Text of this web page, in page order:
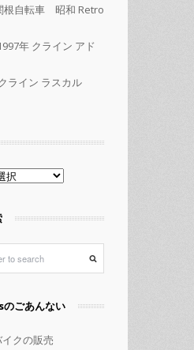
根自転車 昭和 Retro
年 クライン アド
ライン ラスカル
ごあんない
クの販売